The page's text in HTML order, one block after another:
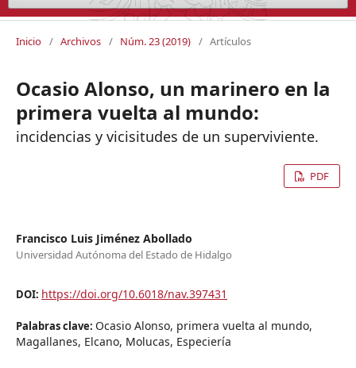
Inicio / Archivos / Núm. 23 (2019) / Artículos
Ocasio Alonso, un marinero en la
primera vuelta al mundo:
incidencias y vicisitudes de un superviviente.
PDF
Francisco Luis Jiménez Abollado
Universidad Autónoma del Estado de Hidalgo
DOI: https://doi.org/10.6018/nav.397431
Palabras clave: Ocasio Alonso, primera vuelta al mundo,
Magallanes, Elcano, Molucas, Especiería